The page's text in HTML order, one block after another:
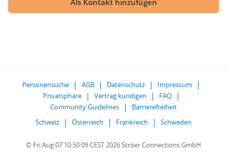
Als Kontakt hinzufügen
Personensuche AGB Datenschutz
Impressum
Privatsphäre
Vertrag kündigen
FAQ
Community Guidelines
Barrierefreiheit
Schweiz
Österreich Frankreich Schweden
© Fri Aug 07 10:50:09 CEST 2026 Ströer Connections GmbH